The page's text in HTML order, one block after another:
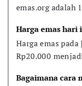
emas.org adalah
Harga emas
Harga emas
Rp20.000
Bagaimana cara